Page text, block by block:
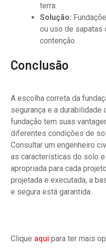
terra.
Solução:
ou uso de sapatas
contenção.
Conclusão
A escolha correta da
segurança e a durabilidade
fundação tem suas
diferentes condições de
Consultar um engenheiro
as características do solo
apropriada para cada
projetada e executada, a
e segura está garantida.
Clique aqui para ter mais